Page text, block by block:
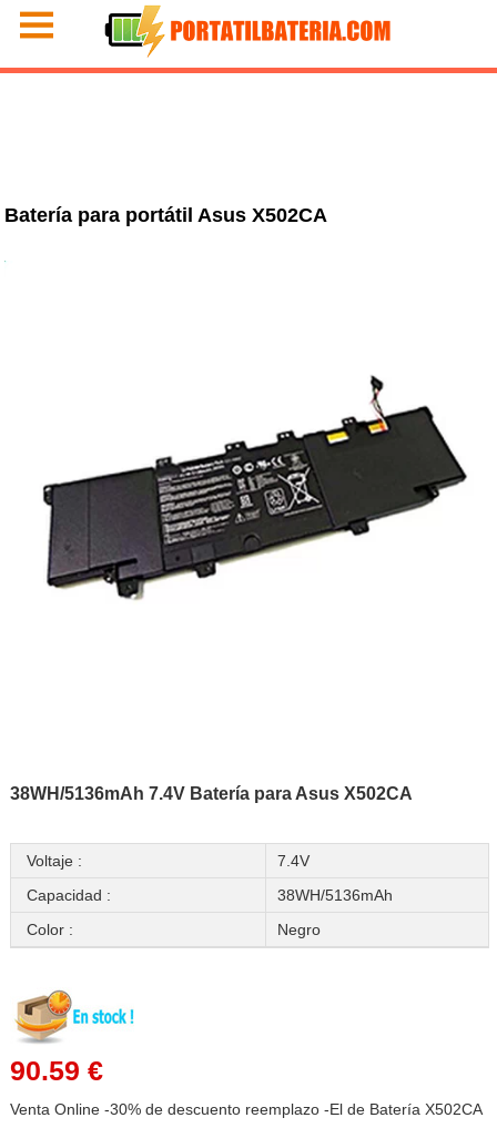
Batería para portátil Asus X502CA
38WH/5136mAh 7.4V Batería para Asus X502CA
Voltaje :
7.4V
Capacidad :
38WH/5136mAh
Color :
Negro
90.59 €
Venta Online -30% de descuento reemplazo -El de Batería X502CA